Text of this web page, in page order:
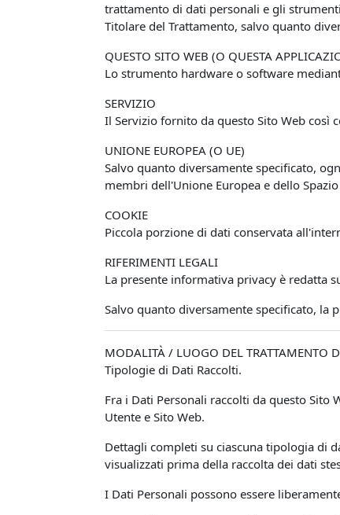
trattamento di dati personali e gli
Titolare del Trattamento, salvo quanto
QUESTO SITO WEB (O QUESTA
Lo strumento hardware o software
SERVIZIO
Il Servizio fornito da questo Sito Web così
UNIONE EUROPEA (O UE)
Salvo quanto diversamente specificato,
membri dell'Unione Europea e dello
COOKIE
Piccola porzione di dati conservata
RIFERIMENTI LEGALI
La presente informativa privacy è redatta
Salvo quanto diversamente specificato, la
MODALITÀ / LUOGO DEL TRATTAMENTO
Tipologie di Dati Raccolti.
Fra i Dati Personali raccolti da questo
Utente e Sito Web.
Dettagli completi su ciascuna tipologia di
visualizzati prima della raccolta dei dati
I Dati Personali possono essere